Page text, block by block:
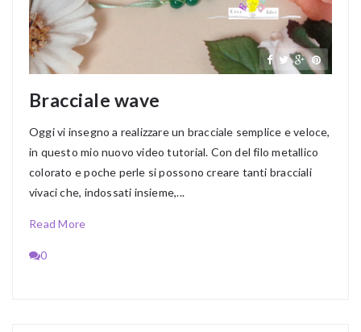
Bracciale wave
Oggi vi insegno a realizzare un bracciale semplice e veloce,
in questo mio nuovo video tutorial. Con del filo metallico
colorato e poche perle si possono creare tanti bracciali
vivaci che, indossati insieme,...
Read More
0